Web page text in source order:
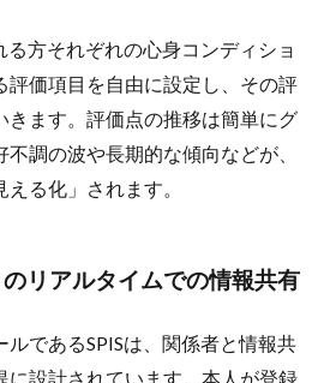
る方それぞれの心身コンディショ
評価項目を自由に設定し、その評
きます。評価点の推移は簡単にグ
調の波や長期的な傾向などが、
る化」されます。
アルタイムでの情報共有
ルであるSPISは、関係者と情報共
に設計されています。本人が登録